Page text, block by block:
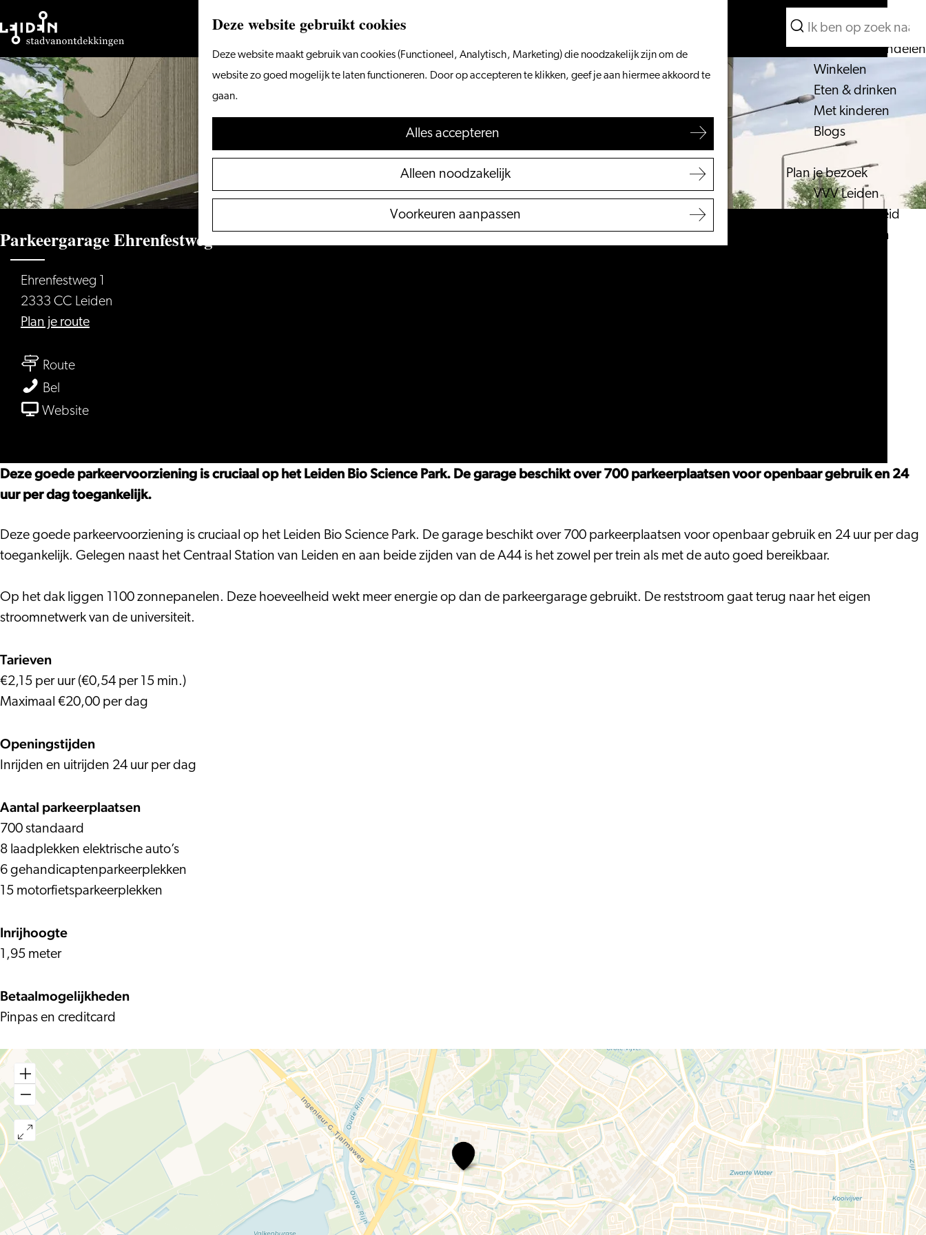
Deze website gebruikt cookies
Deze website maakt gebruik van cookies (Functioneel, Analytisch, Marketing) die noodzakelijk zijn om de
website zo goed mogelijk te laten functioneren. Door op accepteren te klikken, geef je aan hiermee akkoord te
gaan.
Alles accepteren
Alleen noodzakelijk
Voorkeuren aanpassen
Ga
naar
de
homepage
Menu
Zoeken
Wat te doen
Vanaf het water
Fietsen & wandelen
Winkelen
Eten & drinken
Met kinderen
Blogs
Plan je bezoek
VVV Leiden
Bereikbaarheid
Overnachten
Zoeken
Parkeergarage Ehrenfestweg
Ehrenfestweg 1
2333 CC Leiden
Plan je routenaar
Routenaar
Ehrenfestweg
Bel
Ehrenfestweg
Websitevan
Deze goede parkeervoorziening is cruciaal op het Leiden Bio Science Park. De garage beschikt over 700 parkeerplaatsen voor openbaar gebruik en 24
uur per dag toegankelijk.
Deze goede parkeervoorziening is cruciaal op het Leiden Bio Science Park. De garage beschikt over 700 parkeerplaatsen voor openbaar gebruik en 24 uur per dag
toegankelijk. Gelegen naast het Centraal Station van Leiden en aan beide zijden van de A44 is het zowel per trein als met de auto goed bereikbaar.
Op het dak liggen 1100 zonnepanelen. Deze hoeveelheid wekt meer energie op dan de parkeergarage gebruikt. De reststroom gaat terug naar het eigen
stroomnetwerk van de universiteit.
Tarieven
€2,15 per uur (€0,54 per 15 min.)
Maximaal €20,00 per dag
Openingstijden
Inrijden en uitrijden 24 uur per dag
Aantal parkeerplaatsen
700 standaard
8 laadplekken elektrische auto’s
6 gehandicaptenparkeerplekken
15 motorfietsparkeerplekken
Inrijhoogte
1,95 meter
Betaalmogelijkheden
Pinpas en creditcard
Parkeergarage
Ehrenfestweg